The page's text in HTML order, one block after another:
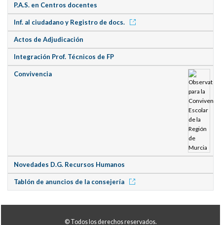
P.A.S. en Centros docentes
Inf. al ciudadano y Registro de docs.
Actos de Adjudicación
Integración Prof. Técnicos de FP
Convivencia
Novedades D.G. Recursos Humanos
Tablón de anuncios de la consejería
© Todos los derechos reservados.